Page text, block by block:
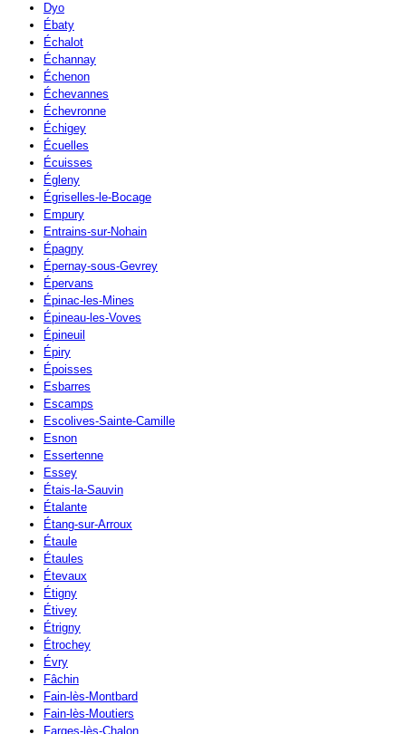
Dyo
Ébaty
Échalot
Échannay
Échenon
Échevannes
Échevronne
Échigey
Écuelles
Écuisses
Égleny
Égriselles-le-Bocage
Empury
Entrains-sur-Nohain
Épagny
Épernay-sous-Gevrey
Épervans
Épinac-les-Mines
Épineau-les-Voves
Épineuil
Épiry
Époisses
Esbarres
Escamps
Escolives-Sainte-Camille
Esnon
Essertenne
Essey
Étais-la-Sauvin
Étalante
Étang-sur-Arroux
Étaule
Étaules
Étevaux
Étigny
Étivey
Étrigny
Étrochey
Évry
Fâchin
Fain-lès-Montbard
Fain-lès-Moutiers
Farges-lès-Chalon